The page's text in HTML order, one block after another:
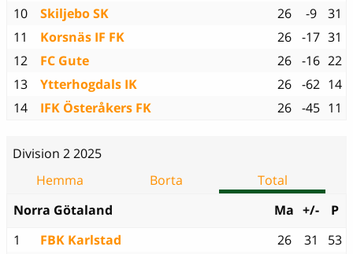
10
Skiljebo SK 26 -9
31
11
Korsnäs IF FK 26 -17 31
12
FC Gute 26 -16 22
13
Ytterhogdals IK 26 -62 14
14
IFK Österåkers FK 26 -45 11
Division 2 2025
Hemma
Borta
Total
Norra Götaland
Ma +/-
P
1
FBK Karlstad 26 31
53